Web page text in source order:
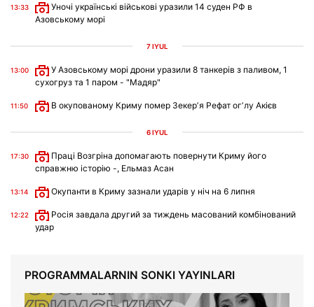
13:33
Уночі українські військові уразили 14 суден РФ в
Азовському морі
7 IYÜL
13:00
У Азовському морі дрони уразили 8 танкерів з паливом, 1
сухогруз та 1 паром - "Мадяр"
11:50 В окупованому Криму помер Зекерʼя Рефат огʼлу Акієв
6 IYÜL
17:30
Праці Возгріна допомагають повернути Криму його
справжню історію -, Ельмаз Асан
13:14 Окупанти в Криму зазнали ударів у ніч на 6 липня
12:22
Росія завдала другий за тиждень масований комбінований
удар
PROGRAMMALARNIN SONKI YAYINLARI